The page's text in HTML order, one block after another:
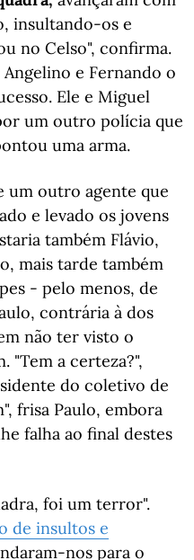
insultando-os e
no Celso", confirma.
e Fernando o
Ele e Miguel
um outro polícia que
uma arma.
um outro agente que
e levado os jovens
também Flávio,
mais tarde também
- pelo menos, de
contrária à dos
não ter visto o
"Tem a certeza?",
do coletivo de
frisa Paulo, embora
falha ao final destes
foi um terror".
de insultos e
nos para o